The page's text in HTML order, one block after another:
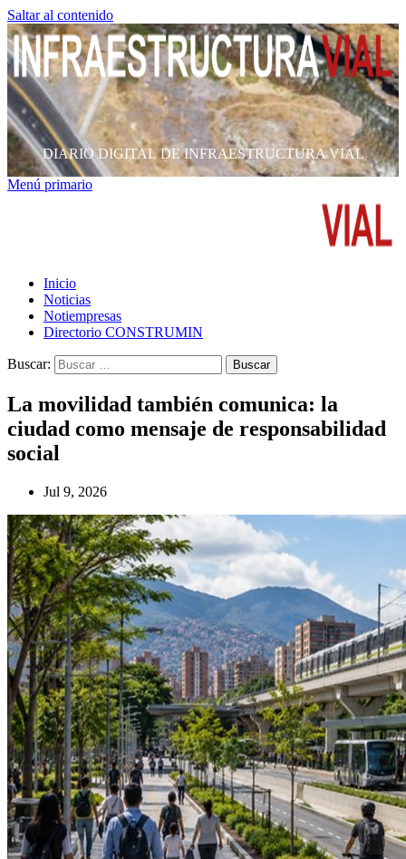
Saltar al contenido
DIARIO DIGITAL DE INFRAESTRUCTURA VIAL
Menú primario
Inicio
Noticias
Notiempresas
Directorio CONSTRUMIN
Buscar:
La movilidad también comunica: la
ciudad como mensaje de responsabilidad
social
Jul 9, 2026